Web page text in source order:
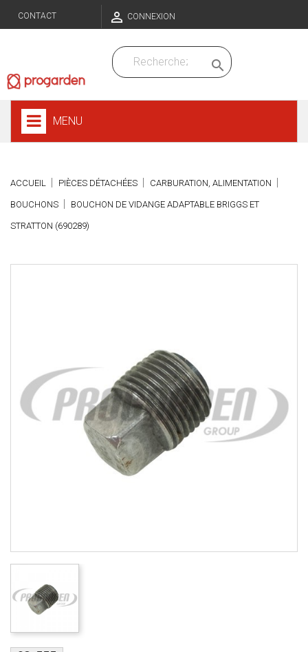
CONTACT  CONNEXION

MENU
ACCUEIL PIÈCES DÉTACHÉES CARBURATION, ALIMENTATION
BOUCHONS BOUCHON DE VIDANGE ADAPTABLE BRIGGS ET
STRATTON (690289)